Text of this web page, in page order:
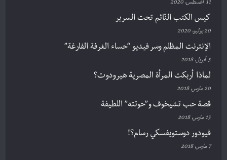
11 أغسطس، 2020
كيس الكتب النّائم تحت السرير
20 يوليو، 2020
الإنترنت المظلم وسر فيديو “حساء الغرفة الفارغة”
5 أبريل، 2018
لماذا أربكت المرأة المصرية هيرودوت؟
20 مارس، 2018
قصة حب تشيخوف و”حوتته” اللطيفة
15 مارس، 2018
فيودور دوستويفسكي رسام؟!
7 مارس، 2018